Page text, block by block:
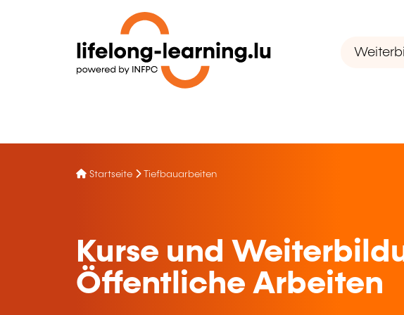
Startseite Tiefbauarbeiten
Kurse und
Öffentliche Arbeiten